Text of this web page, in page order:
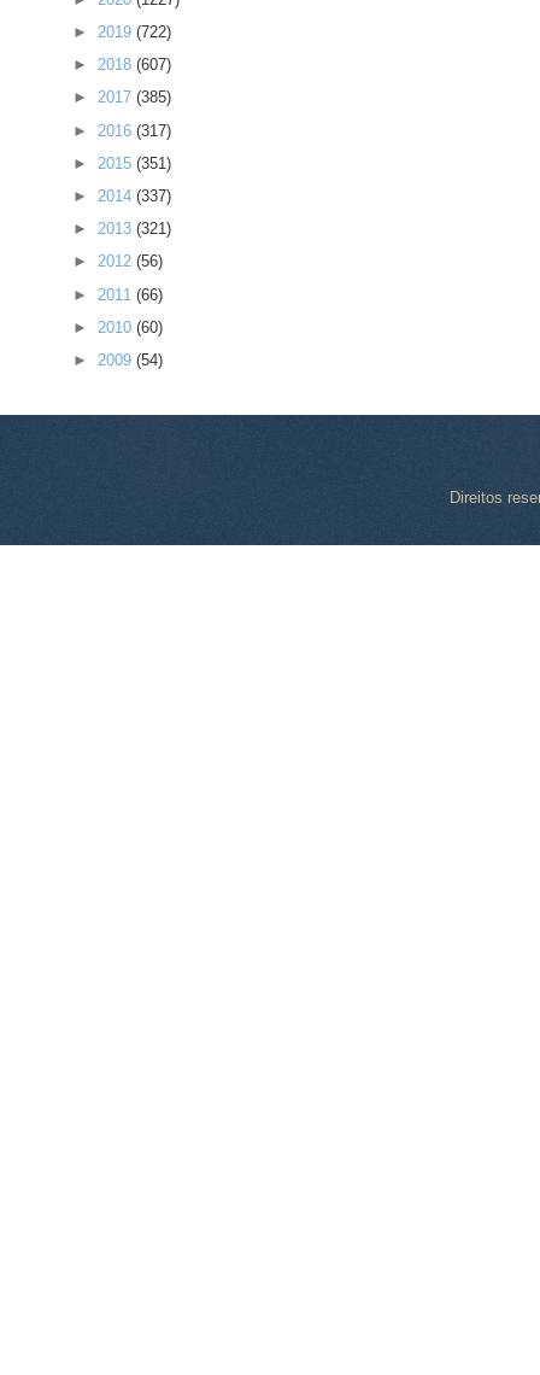
► 2019 (722)
► 2018 (607)
► 2017 (385)
► 2016 (317)
► 2015 (351)
► 2014 (337)
► 2013 (321)
► 2012 (56)
► 2011 (66)
► 2010 (60)
► 2009 (54)
Direitos